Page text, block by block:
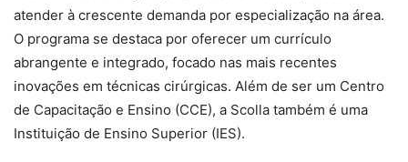
atender à crescente demanda por especialização na área.
O programa se destaca por oferecer um currículo
abrangente e integrado, focado nas mais recentes
inovações em técnicas cirúrgicas. Além de ser um Centro
de Capacitação e Ensino (CCE), a Scolla também é uma
Instituição de Ensino Superior (IES).